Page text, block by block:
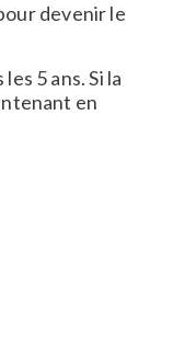
devenir le
5 ans. Si la
en